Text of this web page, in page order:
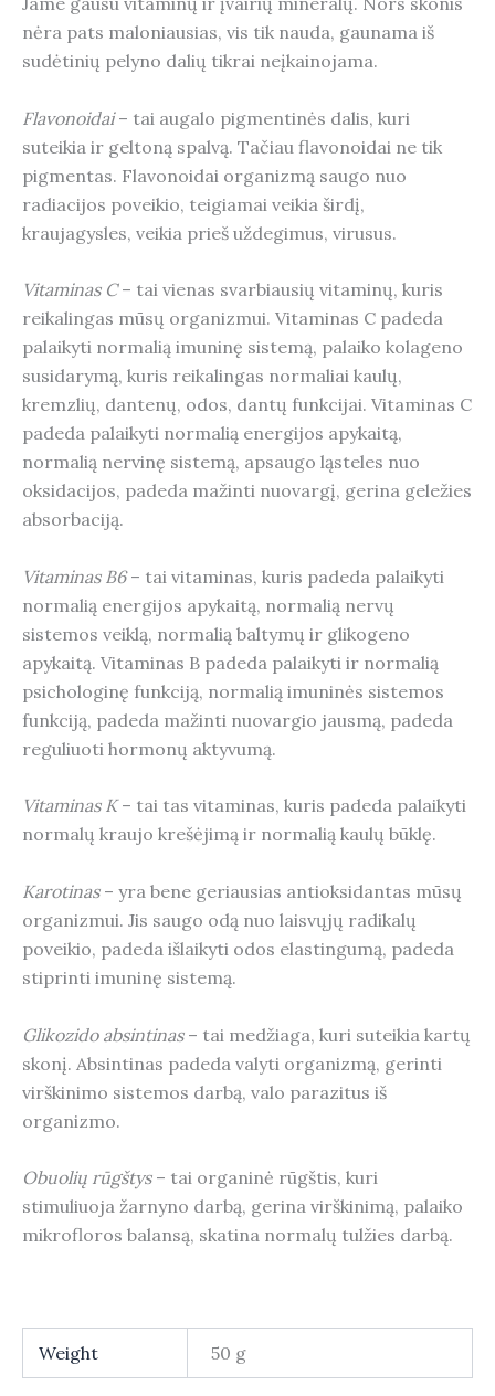
nėra pats maloniausias, vis tik nauda, gaunama iš
sudėtinių pelyno dalių tikrai neįkainojama.
Flavonoidai– tai augalo pigmentinės dalis, kuri
suteikia ir geltoną spalvą. Tačiau flavonoidai ne tik
pigmentas. Flavonoidai organizmą saugo nuo
radiacijos poveikio, teigiamai veikia širdį,
kraujagysles, veikia prieš uždegimus, virusus.
Vitaminas C– tai vienas svarbiausių vitaminų, kuris
reikalingas mūsų organizmui. Vitaminas C padeda
palaikyti normalią imuninę sistemą, palaiko kolageno
susidarymą, kuris reikalingas normaliai kaulų,
kremzlių, dantenų, odos, dantų funkcijai. Vitaminas C
padeda palaikyti normalią energijos apykaitą,
normalią nervinę sistemą, apsaugo ląsteles nuo
oksidacijos, padeda mažinti nuovargį, gerina geležies
absorbaciją.
Vitaminas B6– tai vitaminas, kuris padeda palaikyti
normalią energijos apykaitą, normalią nervų
sistemos veiklą, normalią baltymų ir glikogeno
apykaitą. Vitaminas B padeda palaikyti ir normalią
psichologinę funkciją, normalią imuninės sistemos
funkciją, padeda mažinti nuovargio jausmą, padeda
reguliuoti hormonų aktyvumą.
Vitaminas K– tai tas vitaminas, kuris padeda palaikyti
normalų kraujo krešėjimą ir normalią kaulų būklę.
Karotinas– yra bene geriausias antioksidantas mūsų
organizmui. Jis saugo odą nuo laisvųjų radikalų
poveikio, padeda išlaikyti odos elastingumą, padeda
stiprinti imuninę sistemą.
Glikozido absintinas– tai medžiaga, kuri suteikia kartų
skonį. Absintinas padeda valyti organizmą, gerinti
virškinimo sistemos darbą, valo parazitus iš
organizmo.
Obuolių rūgštys – tai organinė rūgštis, kuri
stimuliuoja žarnyno darbą, gerina virškinimą, palaiko
mikrofloros balansą, skatina normalų tulžies darbą.
Weight 50 g